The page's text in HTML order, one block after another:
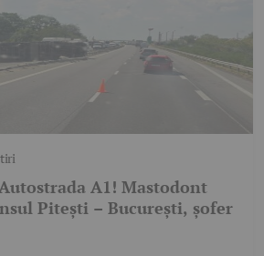
A1! Mastodont
Pitești – București, șofer